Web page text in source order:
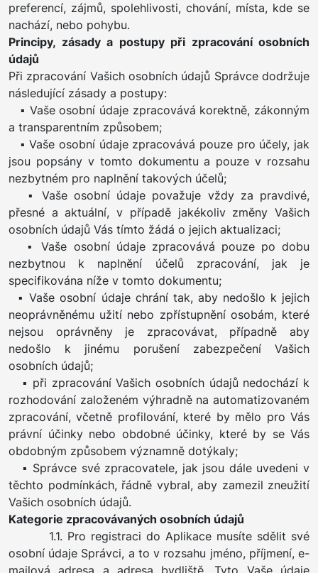
preferencí, zájmů, spolehlivosti, chování, místa, kde se
nachází, nebo pohybu.
Principy, zásady a postupy při zpracování osobních
údajů
Při zpracování Vašich osobních údajů Správce dodržuje
následující zásady a postupy:
▪ Vaše osobní údaje zpracovává korektně, zákonným
a transparentním způsobem;
▪ Vaše osobní údaje zpracovává pouze pro účely, jak
jsou popsány v tomto dokumentu a pouze v rozsahu
nezbytném pro naplnění takových účelů;
▪ Vaše osobní údaje považuje vždy za pravdivé,
přesné a aktuální, v případě jakékoliv změny Vašich
osobních údajů Vás tímto žádá o jejich aktualizaci;
▪ Vaše osobní údaje zpracovává pouze po dobu
nezbytnou k naplnění účelů zpracování, jak je
specifikována níže v tomto dokumentu;
▪ Vaše osobní údaje chrání tak, aby nedošlo k jejich
neoprávněnému užití nebo zpřístupnění osobám, které
nejsou oprávněny je zpracovávat, případně aby
nedošlo k jinému porušení zabezpečení Vašich
osobních údajů;
▪ při zpracování Vašich osobních údajů nedochází k
rozhodování založeném výhradně na automatizovaném
zpracování, včetně profilování, které by mělo pro Vás
právní účinky nebo obdobné účinky, které by se Vás
obdobným způsobem významně dotýkaly;
▪ Správce své zpracovatele, jak jsou dále uvedeni v
těchto podmínkách, řádně vybral, aby zamezil zneužití
Vašich osobních údajů.
Kategorie zpracovávaných osobních údajů
1.1. Pro registraci do Aplikace musíte sdělit své
osobní údaje Správci, a to v rozsahu jméno, příjmení, e-
mailová adresa a adresa bydliště. Tyto Vaše údaje